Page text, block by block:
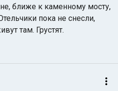
ближе к каменному мосту,
пока не снесли,
там. Грустят.